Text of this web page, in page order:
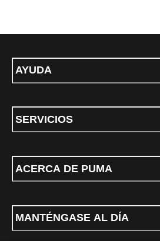
AYUDA
SERVICIOS
ACERCA DE PUMA
MANTÉNGASE AL DÍA